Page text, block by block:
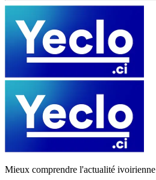
Mieux comprendre l'actualité ivoirienne